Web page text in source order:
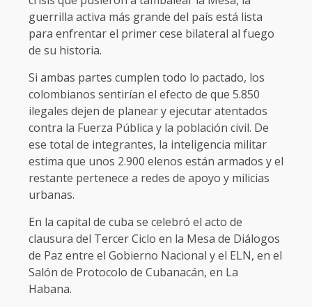
guerrilla activa más grande del país está lista
para enfrentar el primer cese bilateral al fuego
de su historia.
Si ambas partes cumplen todo lo pactado, los
colombianos sentirían el efecto de que 5.850
ilegales dejen de planear y ejecutar atentados
contra la Fuerza Pública y la población civil. De
ese total de integrantes, la inteligencia militar
estima que unos 2.900 elenos están armados y el
restante pertenece a redes de apoyo y milicias
urbanas.
En la capital de cuba se celebró el acto de
clausura del Tercer Ciclo en la Mesa de Diálogos
de Paz entre el Gobierno Nacional y el ELN, en el
Salón de Protocolo de Cubanacán, en La
Habana.